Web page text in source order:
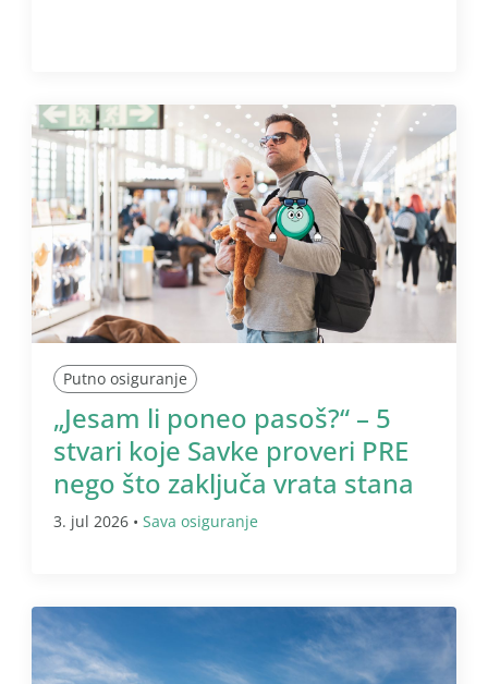
Putno osiguranje
„Jesam li poneo pasoš?“ – 5
stvari koje Savke proveri PRE
nego što zaključa vrata stana
3. jul 2026 • Sava osiguranje